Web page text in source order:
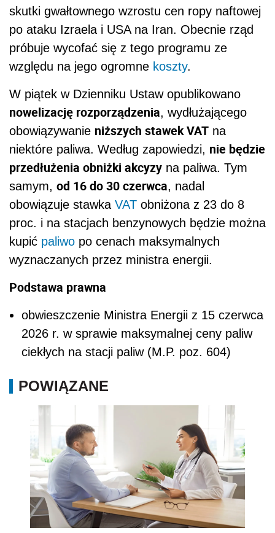
skutki gwałtownego wzrostu cen ropy naftowej
po ataku Izraela i USA na Iran. Obecnie rząd
próbuje wycofać się z tego programu ze
względu na jego ogromne koszty.
W piątek w Dzienniku Ustaw opublikowano
nowelizację rozporządzenia, wydłużającego
obowiązywanie niższych stawek VAT na
niektóre paliwa. Według zapowiedzi, nie będzie
przedłużenia obniżki akcyzy na paliwa. Tym
samym, od 16 do 30 czerwca, nadal
obowiązuje stawka VAT obniżona z 23 do 8
proc. i na stacjach benzynowych będzie można
kupić paliwo po cenach maksymalnych
wyznaczanych przez ministra energii.
Podstawa prawna
obwieszczenie Ministra Energii z 15 czerwca
2026 r. w sprawie maksymalnej ceny paliw
ciekłych na stacji paliw (M.P. poz. 604)
POWIĄZANE